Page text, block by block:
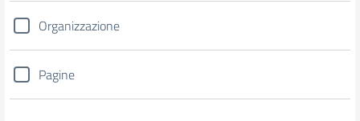
Organizzazione
Pagine